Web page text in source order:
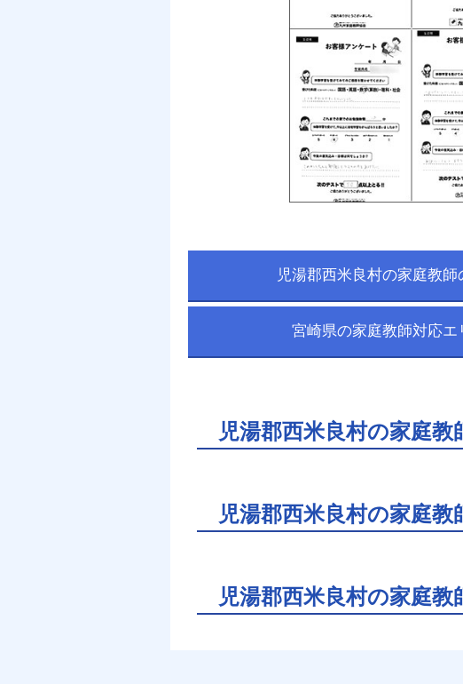
児湯郡西米良村の家庭教師
宮崎県の家庭教師対応エ
児湯郡西米良村の家庭
児湯郡西米良村の家庭教
児湯郡西米良村の家庭教